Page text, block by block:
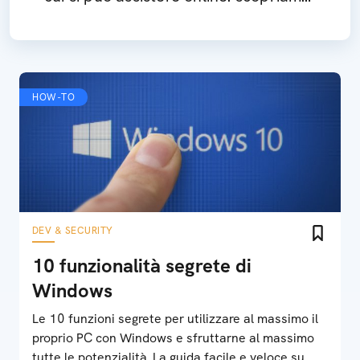
HOW-TO
DEV & SECURITY
10 funzionalità segrete di
Windows
Le 10 funzioni segrete per utilizzare al massimo il
proprio PC con Windows e sfruttarne al massimo